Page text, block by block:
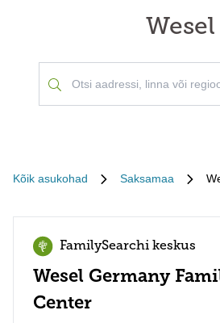
Wesel
Kõik asukohad Saksamaa
FamilySearchi keskus
Wesel Germany
Center